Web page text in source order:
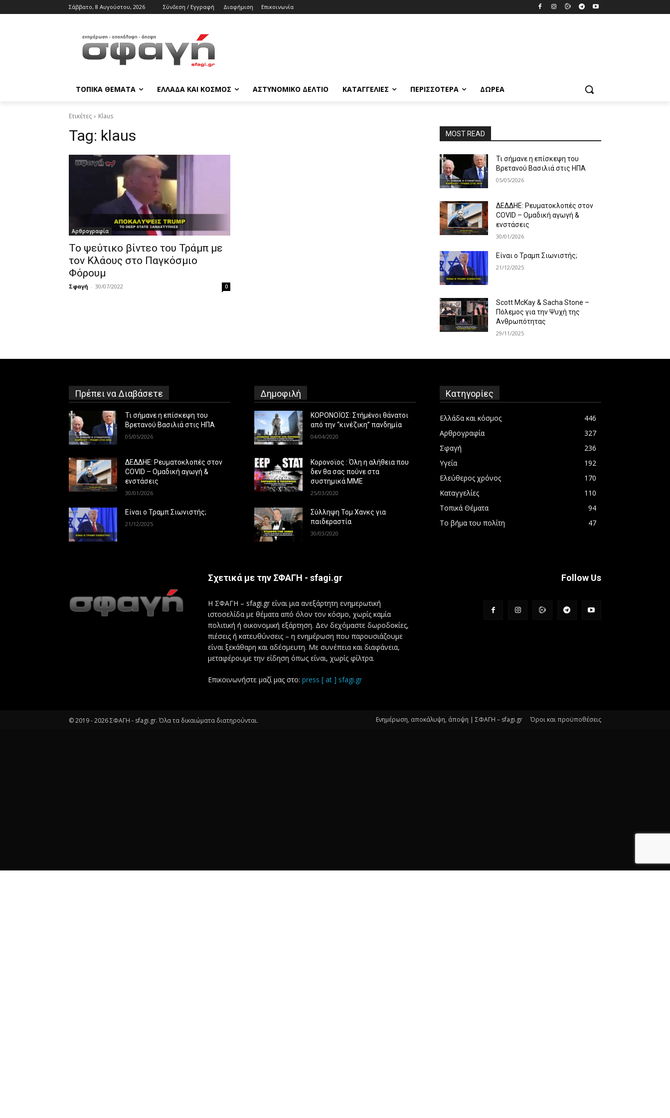
Σάββατο, 8 Αυγούστου, 2026 Σύνδεση / Εγγραφή Διαφήμιση Επικοινωνία
ΤΟΠΙΚΑ ΘΕΜΑΤΑ ΕΛΛΑΔΑ ΚΑΙ ΚΟΣΜΟΣ ΑΣΤΥΝΟΜΙΚΟ ΔΕΛΤΙΟ ΚΑΤΑΓΓΕΛΙΕΣ ΠΕΡΙΣΣΟΤΕΡΑ ΔΩΡΕΆ
Ετικέτες Klaus
Tag: klaus
Αρθρογραφία
Το ψεύτικο βίντεο του Τράμπ με
τον Κλάους στο Παγκόσμιο
Φόρουμ
Σφαγή - 30/07/2022 0
MOST READ
Τι σήμανε η επίσκεψη του
Βρετανού Βασιλιά στις ΗΠΑ
05/05/2026
ΔΕΔΔΗΕ: Ρευματοκλοπές στον
COVID – Ομαδική αγωγή &
ενστάσεις
30/01/2026
Είναι ο Τραμπ Σιωνιστής;
21/12/2025
Scott McKay & Sacha Stone –
Πόλεμος για την Ψυχή της
Ανθρωπότητας
29/11/2025
Πρέπει να Διαβάσετε
Τι σήμανε η επίσκεψη του
Βρετανού Βασιλιά στις ΗΠΑ
05/05/2026
ΔΕΔΔΗΕ: Ρευματοκλοπές στον
COVID – Ομαδική αγωγή &
ενστάσεις
30/01/2026
Είναι ο Τραμπ Σιωνιστής;
21/12/2025
Δημοφιλή
ΚΟΡΟΝΟΪΟΣ: Στήμένοι θάνατοι
από την “κινέζικη” πανδημία
04/04/2020
Κορονοϊος : Όλη η αλήθεια που
δεν θα σας πούνε στα
συστημικά ΜΜΕ
25/03/2020
Σύλληψη Τομ Χανκς για
παιδεραστία
30/03/2020
Κατηγορίες
Ελλάδα και κόσμος
446
Αρθρογραφία
327
Σφαγή
236
Υγεία
192
Ελεύθερος χρόνος
170
Καταγγελίες
110
Τοπικά Θέματα
94
Το βήμα του πολίτη
47
Σχετικά με την ΣΦΑΓΗ - sfagi.gr
Η ΣΦΑΓΗ – sfagi.gr είναι μια ανεξάρτητη ενημερωτική
ιστοσελίδα με θέματα από όλον τον κόσμο, χωρίς καμία
πολιτική ή οικονομική εξάρτηση. Δεν δεχόμαστε δωροδοκίες,
πιέσεις ή κατευθύνσεις – η ενημέρωση που παρουσιάζουμε
είναι ξεκάθαρη και αδέσμευτη. Με συνέπεια και διαφάνεια,
μεταφέρουμε την είδηση όπως είναι, χωρίς φίλτρα.
Επικοινωνήστε μαζί μας στο: press [ at ] sfagi.gr
Follow Us
© 2019 -2026ΣΦΑΓΗ - sfagi.gr. Όλα τα δικαιώματα διατηρούνται. Ενημέρωση, αποκάλυψη, άποψη | ΣΦΑΓΗ – sfagi.gr Όροι και προϋποθέσεις